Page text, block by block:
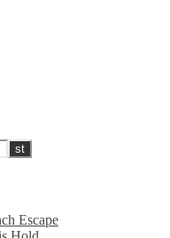
Escape